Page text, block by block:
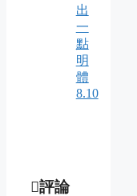
出
一
點
明
體
8.10
評論